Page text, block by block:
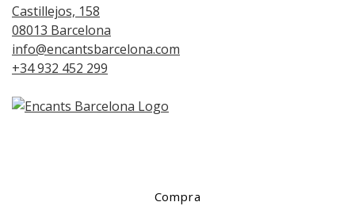
Castillejos, 158
08013 Barcelona
info@encantsbarcelona.com
+34 932 452 299
Compra